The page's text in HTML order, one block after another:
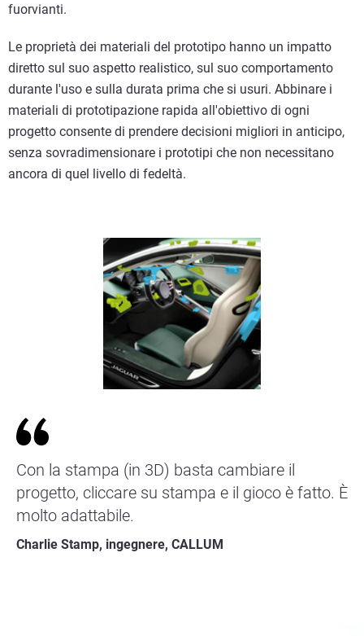
fuorvianti.
Le proprietà dei materiali del prototipo hanno un impatto
diretto sul suo aspetto realistico, sul suo comportamento
durante l'uso e sulla durata prima che si usuri. Abbinare i
materiali di prototipazione rapida all'obiettivo di ogni
progetto consente di prendere decisioni migliori in anticipo,
senza sovradimensionare i prototipi che non necessitano
ancora di quel livello di fedeltà.
Con la stampa (in 3D) basta cambiare il
progetto, cliccare su stampa e il gioco è fatto. È
molto adattabile.
Charlie Stamp, ingegnere, CALLUM